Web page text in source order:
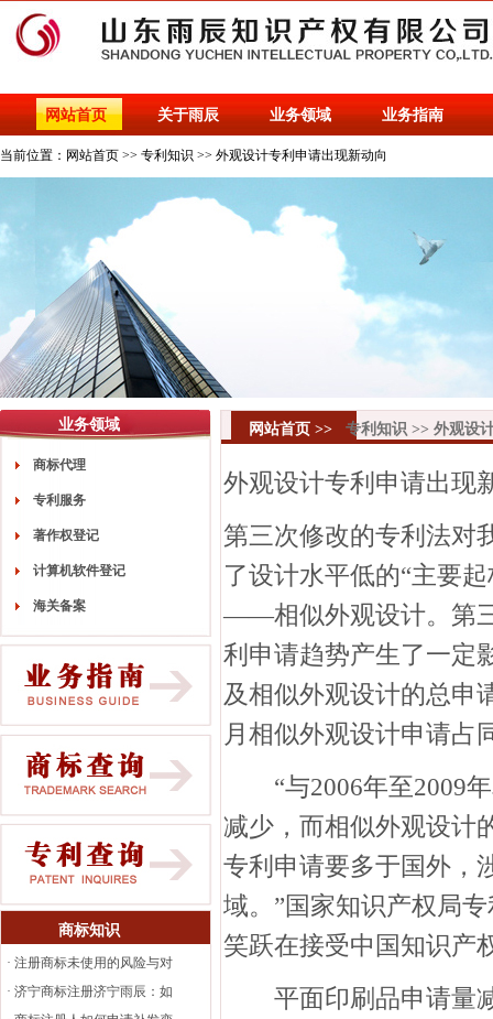
网站首页 关于雨辰 业务领域 业务指南
当前位置： 网站首页 >> 专利知识 >> 外观设计专利申请出现新动向
业务领域
商标代理
专利服务
著作权登记
计算机软件登记
海关备案
商标知识
· 注册商标未使用的风险与对
· 济宁商标注册济宁雨辰：如
网站首页 >> 专利知识 >> 外观设
外观设计专利申请出现
第三次修改的专利法对
了设计水平低的“主要
——相似外观设计。第
利申请趋势产生了一定
及相似外观设计的总申
月相似外观设计申请占
“与2006年至2009年
减少，而相似外观设计
专利申请要多于国外，
域。”国家知识产权局
笑跃在接受中国知识产
平面印刷品申请量